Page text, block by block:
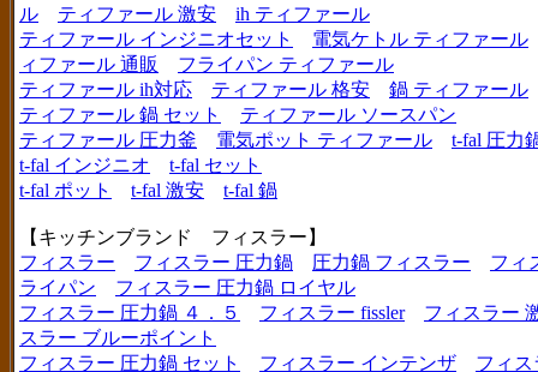
ル
ティファール 激安
ih ティファール
ティファール インジニオセット
電気ケトル ティファール
ィファール 通販
フライパン ティファール
ティファール ih対応
ティファール 格安
鍋 ティファール
ティファール 鍋 セット
ティファール ソースパン
ティファール 圧力釜
電気ポット ティファール
t-fal 圧力
t-fal インジニオ
t-fal セット
t-fal ポット
t-fal 激安 t-fal 鍋
【キッチンブランド フィスラー】
フィスラー
フィスラー 圧力鍋 圧力鍋 フィスラー
フィ
ライパン
フィスラー 圧力鍋 ロイヤル
フィスラー 圧力鍋 ４．５
フィスラー fissler
フィスラー
スラー ブルーポイント
フィスラー 圧力鍋 セット
フィスラー インテンザ
フィ